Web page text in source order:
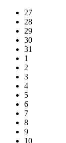
27
28
29
30
31
1
2
3
4
5
6
7
8
9
10